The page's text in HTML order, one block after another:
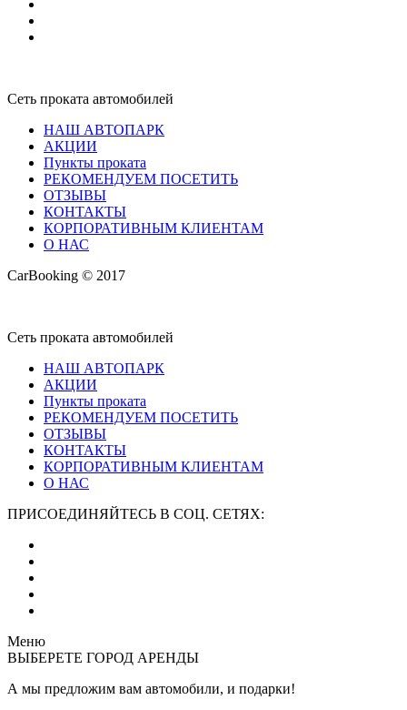
Сеть проката автомобилей
НАШ АВТОПАРК
АКЦИИ
Пункты проката
РЕКОМЕНДУЕМ ПОСЕТИТЬ
ОТЗЫВЫ
КОНТАКТЫ
КОРПОРАТИВНЫМ КЛИЕНТАМ
О НАС
CarBooking © 2017
Сеть проката автомобилей
НАШ АВТОПАРК
АКЦИИ
Пункты проката
РЕКОМЕНДУЕМ ПОСЕТИТЬ
ОТЗЫВЫ
КОНТАКТЫ
КОРПОРАТИВНЫМ КЛИЕНТАМ
О НАС
ПРИСОЕДИНЯЙТЕСЬ В СОЦ. СЕТЯХ:
Меню
ВЫБЕРЕТЕ ГОРОД АРЕНДЫ
А мы предложим вам автомобили, и подарки!